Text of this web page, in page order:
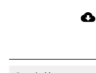
cloud_download